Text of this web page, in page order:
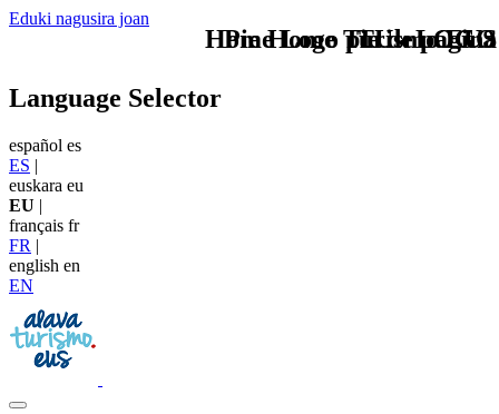
Eduki nagusira joan
TU - LOGO
Language Selector
español es
ES |
euskara eu
EU |
français fr
FR |
english en
EN
Home Logo pie de página
Pie Home Turismo EUS